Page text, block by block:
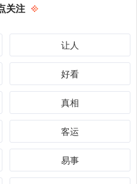
关注
让人
好看
真相
客运
易事